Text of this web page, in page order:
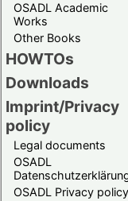
OSADL Academic
Works
Other Books
HOWTOs
Downloads
Imprint/Privacy
policy
Legal documents
OSADL
OSADL Privacy policy